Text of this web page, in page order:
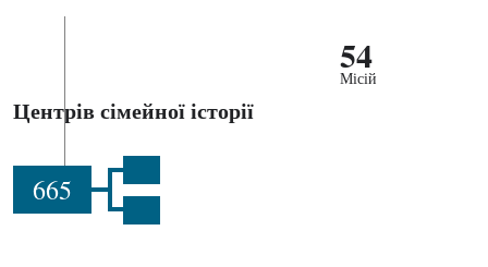
54
Місій
Центрів сімейної історії
665